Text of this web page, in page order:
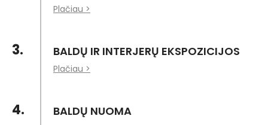
Plačiau >
3. BALDŲ IR INTERJERŲ EKSPOZICIJOS
Plačiau >
4. BALDŲ NUOMA